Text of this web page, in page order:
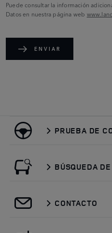
Puede consultar la información
Datos en nuestra página web
ENVIAR
PRUEBA DE
BÚSQUEDA
CONTACTO